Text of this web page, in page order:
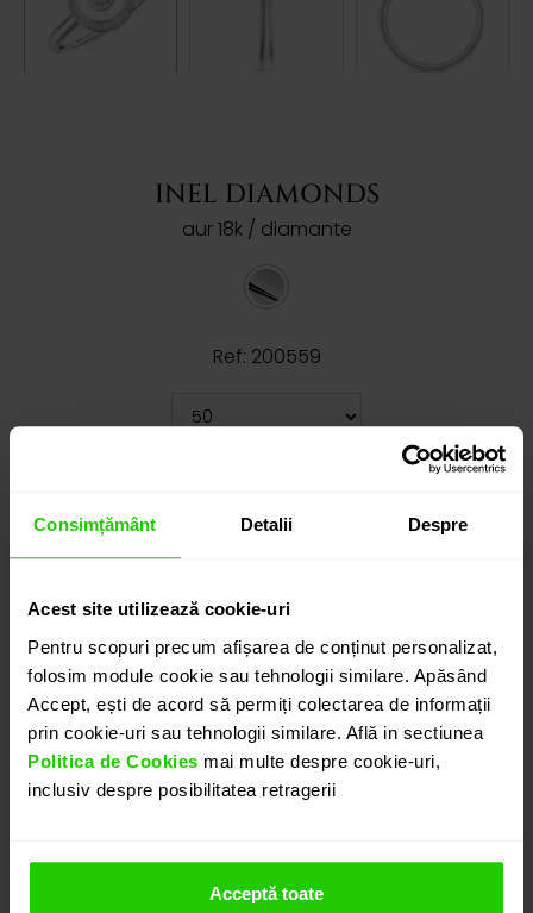
Consimțământ Detalii Despre
Acest site utilizează cookie-uri
Pentru scopuri precum afișarea de conținut personalizat,
folosim module cookie sau tehnologii similare. Apăsând
Accept, ești de acord să permiți colectarea de informații
prin cookie-uri sau tehnologii similare. Află in sectiunea
Politica de Cookies mai multe despre cookie-uri,
inclusiv despre posibilitatea retragerii
Acceptă toate
INEL DIAMONDS
aur 18k / diamante
Ref: 200559
Cauți o altă mărime? CLICK AICI!
6.625
ADAUGĂ ÎN COȘ
PROGRAMEAZĂ O ÎNTÂLNIRE